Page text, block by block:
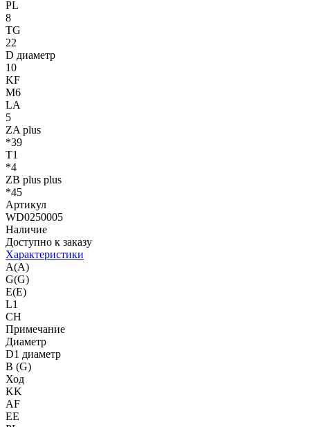
PL
8
TG
22
D диаметр
10
KF
M6
LA
5
ZA plus
*39
T1
*4
ZB plus plus
*45
Артикул
WD0250005
Наличие
Доступно к заказу
Характеристики
A(A)
G(G)
E(E)
L1
CH
Примечание
Диаметр
D1 диаметр
B (G)
Ход
KK
AF
EE